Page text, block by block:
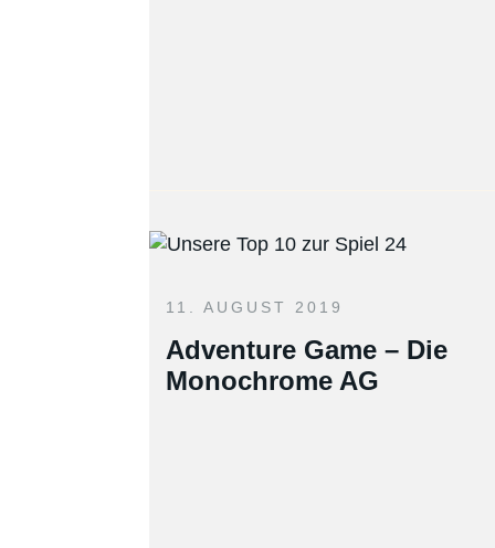
11. AUGUST 2019
Adventure Game – Die
Monochrome AG